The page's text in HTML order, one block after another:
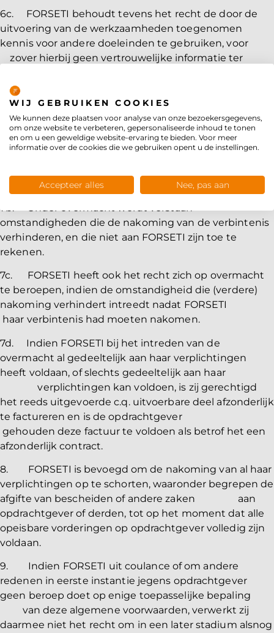
6c. FORSETI behoudt tevens het recht de door de
uitvoering van de werkzaamheden toegenomen
kennis voor andere doeleinden te gebruiken, voor
zover hierbij geen vertrouwelijke informatie ter
7a. Tijdens overmacht worden de verplichtingen van
overmacht nakoming van de verplichtingen
door FORSETI niet mogelijk is langer duurt dan 3 (drie)
maanden zijn beide partijen bevoegd de
geval een verplichting tot schadevergoeding bestaat.
7b. Onder overmacht wordt verstaan
omstandigheden die de nakoming van de verbintenis
verhinderen, en die niet aan FORSETI zijn toe te
rekenen.
7c. FORSETI heeft ook het recht zich op overmacht
te beroepen, indien de omstandigheid die (verdere)
nakoming verhindert intreedt nadat FORSETI
haar verbintenis had moeten nakomen.
7d. Indien FORSETI bij het intreden van de
overmacht al gedeeltelijk aan haar verplichtingen
heeft voldaan, of slechts gedeeltelijk aan haar
verplichtingen kan voldoen, is zij gerechtigd
het reeds uitgevoerde c.q. uitvoerbare deel afzonderlijk
te factureren en is de opdrachtgever
gehouden deze factuur te voldoen als betrof het een
afzonderlijk contract.
8. FORSETI is bevoegd om de nakoming van al haar
verplichtingen op te schorten, waaronder begrepen de
afgifte van bescheiden of andere zaken aan
opdrachtgever of derden, tot op het moment dat alle
opeisbare vorderingen op opdrachtgever volledig zijn
voldaan.
9. Indien FORSETI uit coulance of om andere
redenen in eerste instantie jegens opdrachtgever
geen beroep doet op enige toepasselijke bepaling
van deze algemene voorwaarden, verwerkt zij
daarmee niet het recht om in een later stadium alsnog
WIJ GEBRUIKEN COOKIES
We kunnen deze plaatsen voor analyse van onze bezoekersgegevens,
om onze website te verbeteren, gepersonaliseerde inhoud te tonen
en om u een geweldige website-ervaring te bieden. Voor meer
informatie over de cookies die we gebruiken opent u de instellingen.
Accepteer alles Nee, pas aan